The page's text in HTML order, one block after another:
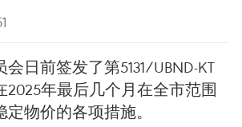
日前签发了第5131/UBND-KT
2025年最后几个月在全市范围
物价的各项措施。